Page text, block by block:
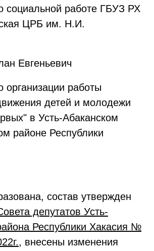
социальной работе ГБУЗ РХ
ЦРБ им. Н.И.
Евгеньевич
организации работы
детей и молодежи
в Усть-Абаканском
районе Республики
состав утвержден
депутатов Усть-
Республики Хакасия №
г., внесены изменения